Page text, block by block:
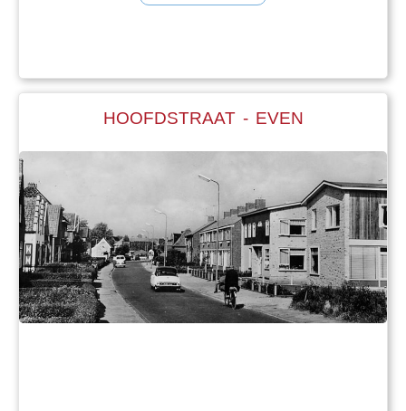
HOOFDSTRAAT - EVEN